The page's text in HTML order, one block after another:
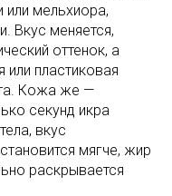
мельхиора,
Вкус меняется,
оттенок, а
или пластиковая
Кожа же —
секунд икра
вкус
мягче, жир
раскрывается